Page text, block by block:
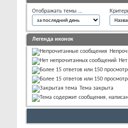
Отображать темы ...
Легенда иконок
Тема закрыта